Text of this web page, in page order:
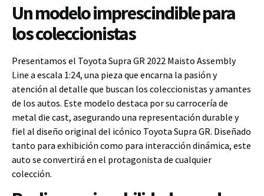
Un modelo imprescindible para
los coleccionistas
Presentamos el Toyota Supra GR 2022 Maisto Assembly
Line a escala 1:24, una pieza que encarna la pasión y
atención al detalle que buscan los coleccionistas y amantes
de los autos. Este modelo destaca por su carrocería de
metal die cast, asegurando una representación durable y
fiel al diseño original del icónico Toyota Supra GR. Diseñado
tanto para exhibición como para interacción dinámica, este
auto se convertirá en el protagonista de cualquier
colección.